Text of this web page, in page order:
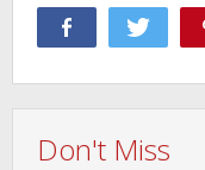
Don't Miss